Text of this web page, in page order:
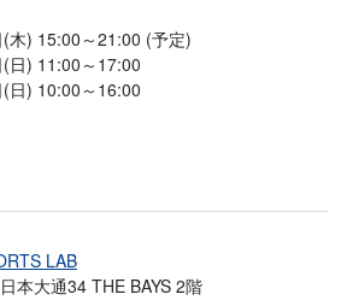
木) 15:00～21:00 (予定)
日) 11:00～17:00
日) 10:00～16:00
LAB
本大通34 THE BAYS 2階